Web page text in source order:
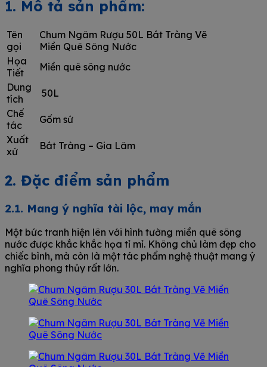
1. Mô tả sản phẩm:
Tên
gọi
Chum Ngâm Rượu 50L Bát Tràng Vẽ
Miền Quê Sông Nước
Họa
Tiết
Miền quê sông nước
Dung
tích
50L
Chế
tác
Gốm sứ
Xuất
xứ
Bát Tràng – Gia Lâm
2. Đặc điểm sản phẩm
2.1. Mang ý nghĩa tài lộc, may mắn
Một bức tranh hiện lên với hình tường miền quê sông
nước được khắc khắc họa tỉ mỉ. Không chủ làm đẹp cho
chiếc bình, mà còn là một tác phẩm nghệ thuật mang ý
nghĩa phong thủy rất lớn.